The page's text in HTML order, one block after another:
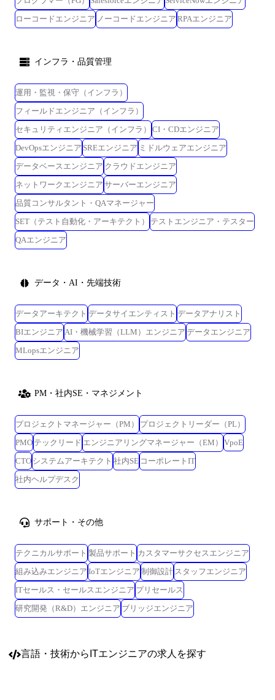
ローコードエンジニア ノーコードエンジニア RPAエンジニア
インフラ・品質管理
運用・監視・保守（インフラ）
フィールドエンジニア（インフラ）
セキュリティエンジニア（インフラ）
CI・CDエンジニア
DevOpsエンジニア SREエンジニア ミドルウェアエンジニア
データベースエンジニア クラウドエンジニア
ネットワークエンジニア サーバーエンジニア
品質コンサルタント・QAマネージャー
SET（テスト自動化・アーキテクト）
テストエンジニア・テスター
QAエンジニア
データ・AI・先端技術
データアーキテクト データサイエンティスト データアナリスト
BIエンジニア AI・機械学習（LLM）エンジニア データエンジニア
MLopsエンジニア
PM・社内SE・マネジメント
プロジェクトマネージャー（PM）
プロジェクトリーダー（PL）
PMO テックリード エンジニアリングマネージャー（EM）
VpoE
CTO システムアーキテクト 社内SE コーポレートIT
社内ヘルプデスク
サポート・その他
テクニカルサポート 製品サポート カスタマーサクセスエンジニア
組み込みエンジニア IoTエンジニア 制御設計 スタッフエンジニア
ITセールス・セールスエンジニア プリセールス
研究開発（R&D）エンジニア ブリッジエンジニア
言語・技術からITエンジニアの求人を探す